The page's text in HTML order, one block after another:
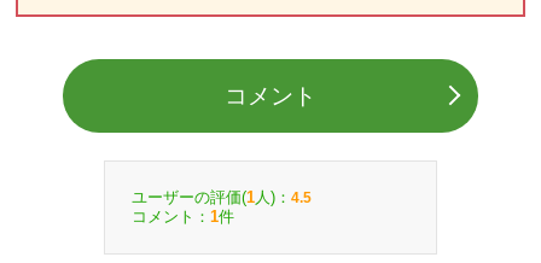
コメント
ユーザーの評価(1 人)： 4.5
コメント： 1件